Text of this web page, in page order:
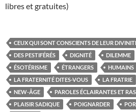
libres et gratuites)
CEUX QUI SONT CONSCIENTS DE LEUR
DES PESTIFÉRÉS
DIGNITÉ DILEMME
ÉSOTÉRISME
ÉTRANGERS HUMAINS
LA FRATERNITÉ DITES-VOUS
LA FRATRIE
NEW-ÂGE
PAROLES ÉCLAIRANTES ET
PLAISIR SADIQUE
POIGNARDER